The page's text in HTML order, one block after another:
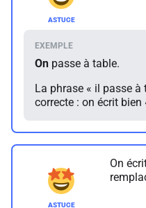
On passe à table.
La phrase « il passe
correcte : on écrit bien
On